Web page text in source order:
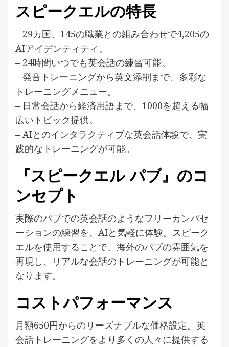
スピークエルの特長
– 29カ国、145の職業との組み合わせで4,205の
AIアイデンティティ。
– 24時間いつでも英会話の練習可能。
– 発音トレーニングから英文添削まで、多彩な
トレーニングメニュー。
– 日常会話から経済用語まで、1000を超える幅
広いトピック提供。
– AIとのインタラクティブな英会話体験で、実
践的なトレーニングが可能。
『スピークエル パブ』のコ
ンセプト
実際のパブでの英会話のようなフリーカンバセ
ーションの練習を、AIと気軽に体験。スピーク
エルを使用することで、海外のパブの雰囲気を
再現し、リアルな会話のトレーニングが可能と
なります。
コストパフォーマンス
月額650円からのリーズナブルな価格設定。英
会話トレーニングをより多くの人々に提供する